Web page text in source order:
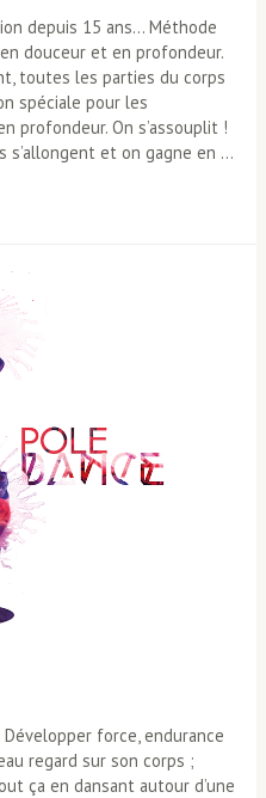
depuis 15 ans… Méthode
douceur et en profondeur.
toutes les parties du corps
spéciale pour les
profondeur. On s’assouplit !
s’allongent et on gagne en …
Développer force, endurance
regard sur son corps ;
ça en dansant autour d’une